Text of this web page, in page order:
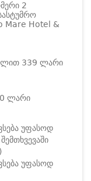
2
Mare Hotel &
339 ლარი
ლარი
უფასოდ
უფასოდ